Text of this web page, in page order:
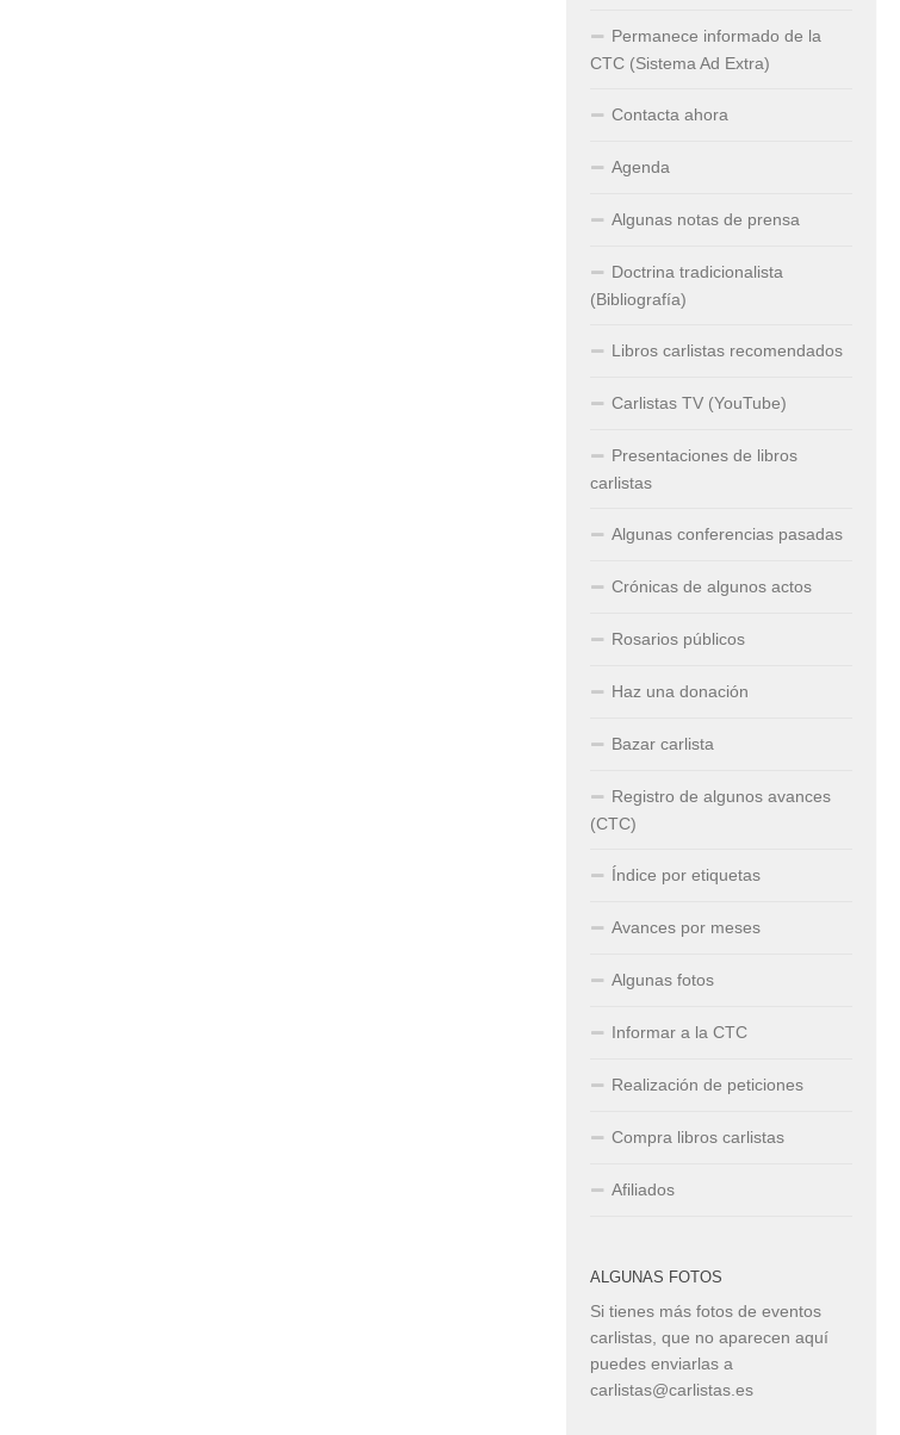
Permanece informado de la
CTC (Sistema Ad Extra)
Contacta ahora
Agenda
Algunas notas de prensa
Doctrina tradicionalista
(Bibliografía)
Libros carlistas recomendados
Carlistas TV (YouTube)
Presentaciones de libros
carlistas
Algunas conferencias pasadas
Crónicas de algunos actos
Rosarios públicos
Haz una donación
Bazar carlista
Registro de algunos avances
(CTC)
Índice por etiquetas
Avances por meses
Algunas fotos
Informar a la CTC
Realización de peticiones
Compra libros carlistas
Afiliados
ALGUNAS FOTOS
Si tienes más fotos de eventos
carlistas, que no aparecen aquí
puedes enviarlas a
carlistas@carlistas.es